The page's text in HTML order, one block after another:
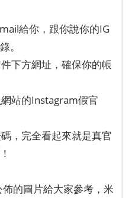
給你，跟你說你的IG
。
下方網址，確保你的帳
站的Instagram假官
，完全看起來就是真官
佈的圖片給大家參考，米